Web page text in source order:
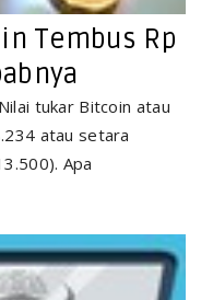
Tembus Rp
tukar Bitcoin atau
atau setara
Apa